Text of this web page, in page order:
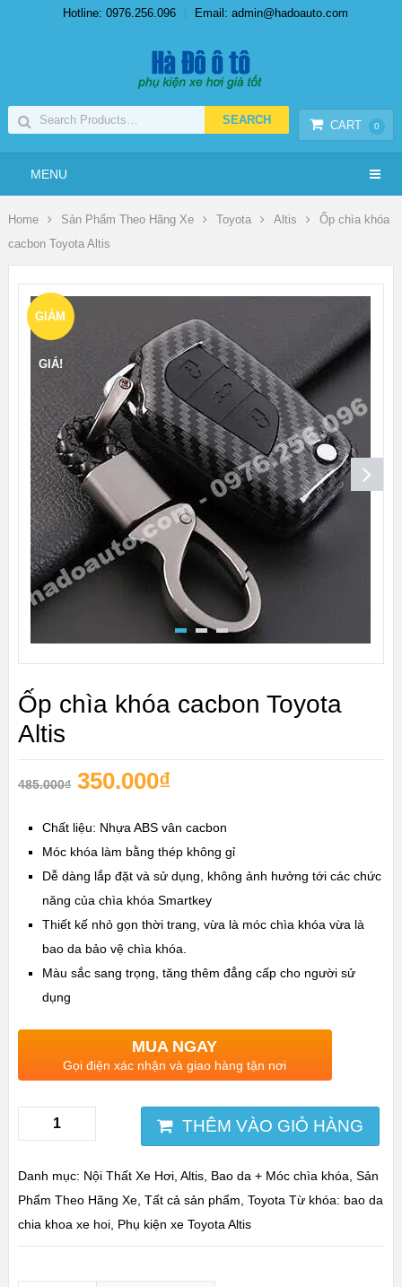
Hotline: 0976.256.096 Email: admin@hadoauto.com
CART 0
MENU
Home Sản Phẩm Theo Hãng Xe Toyota Altis
Ốp chìa khóa
cacbon Toyota Altis
GIẢM
GIÁ!
Ốp chìa khóa cacbon Toyota
Altis
485.000₫ 350.000₫
Chất liệu: Nhựa ABS vân cacbon
Móc khóa làm bằng thép không gỉ
Dễ dàng lắp đặt và sử dụng, không ảnh hưởng tới các chức
năng của chìa khóa Smartkey
Thiết kế nhỏ gọn thời trang, vừa là móc chìa khóa vừa là
bao da bảo vệ chìa khóa.
Màu sắc sang trọng, tăng thêm đẳng cấp cho người sử
dụng
MUA NGAY
Gọi điện xác nhận và giao hàng tận nơi
THÊM VÀO GIỎ HÀNG
Danh mục: Nội Thất Xe Hơi, Altis, Bao da + Móc chìa khóa Sản
Phẩm Theo Hãng Xe, Tất cả sản phẩm Toyota Từ khóa: bao da
chia khoa xe hoi, Phụ kiện xe Toyota Altis